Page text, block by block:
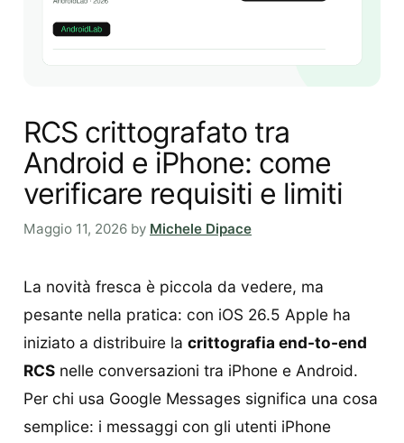
RCS crittografato tra
Android e iPhone: come
verificare requisiti e limiti
Maggio 11, 2026 by Michele Dipace
La novità fresca è piccola da vedere, ma
pesante nella pratica: con iOS 26.5 Apple ha
iniziato a distribuire la crittografia end-to-end
RCS nelle conversazioni tra iPhone e Android.
Per chi usa Google Messages significa una cosa
semplice: i messaggi con gli utenti iPhone